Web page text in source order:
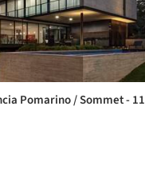
Pomarino / Sommet - 11